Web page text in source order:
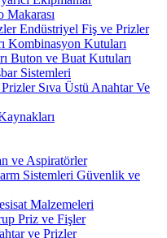
Makarası
Endüstriyel Fiş ve Prizler
Kombinasyon Kutuları
Buton ve Buat Kutuları
Sistemleri
Sıva Üstü Anahtar Ve
ve Aspiratörler
Güvenlik ve
Malzemeleri
Priz ve Fişler
ve Prizler